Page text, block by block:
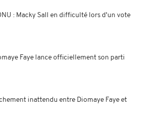
: Macky Sall en difficulté lors d'un vote
Faye lance officiellement son parti
inattendu entre Diomaye Faye et